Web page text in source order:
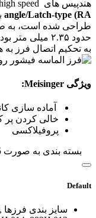
هندپیس های high speed (توربین) مناسب هستند و فرز های
angle/Latch-type (RA
حدود ۲.۳۵
به تحکیم اتصال فرز
ویژگی Meisinger:
آماده سازی
خالی کردن پر
پروفیلاکسی
بسته بندی به صورت 5 عددی
Default
سایز بندی فرزها